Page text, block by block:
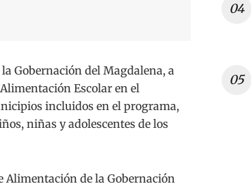
Gobernación del Magdalena, a
Escolar en el
incluidos en el programa,
niñas y adolescentes de los
Alimentación de la Gobernación